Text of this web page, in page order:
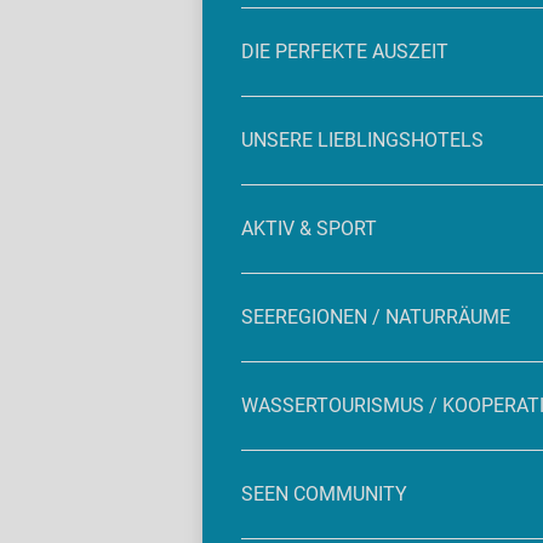
DIE PERFEKTE AUSZEIT
UNSERE LIEBLINGSHOTELS
AKTIV & SPORT
SEEREGIONEN / NATURRÄUME
WASSERTOURISMUS /
SEEN COMMUNITY